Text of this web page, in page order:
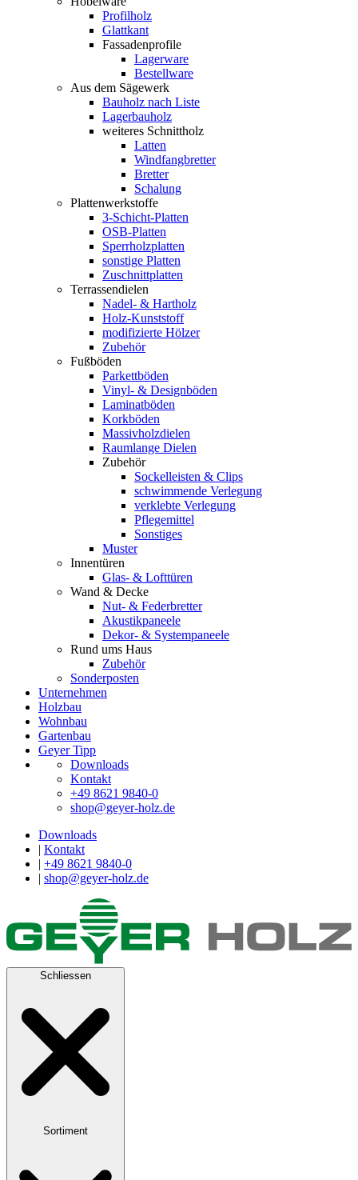
Profilholz
Glattkant
Fassadenprofile
Lagerware
Bestellware
Aus dem Sägewerk
Bauholz nach Liste
Lagerbauholz
weiteres Schnittholz
Latten
Windfangbretter
Bretter
Schalung
Plattenwerkstoffe
3-Schicht-Platten
OSB-Platten
Sperrholzplatten
sonstige Platten
Zuschnittplatten
Terrassendielen
Nadel- & Hartholz
Holz-Kunststoff
modifizierte Hölzer
Zubehör
Fußböden
Parkettböden
Vinyl- & Designböden
Laminatböden
Korkböden
Massivholzdielen
Raumlange Dielen
Zubehör
Sockelleisten & Clips
schwimmende Verlegung
verklebte Verlegung
Pflegemittel
Sonstiges
Muster
Innentüren
Glas- & Lofttüren
Wand & Decke
Nut- & Federbretter
Akustikpaneele
Dekor- & Systempaneele
Rund ums Haus
Zubehör
Sonderposten
Unternehmen
Holzbau
Wohnbau
Gartenbau
Geyer Tipp
Downloads
Kontakt
+49 8621 9840-0
shop@geyer-holz.de
Downloads
| Kontakt
| +49 8621 9840-0
| shop@geyer-holz.de
Schliessen
Sortiment